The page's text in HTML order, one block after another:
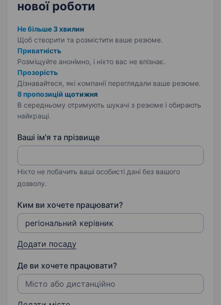
нової роботи
Не більше 3 хвилин
Щоб створити та розмістити ваше резюме.
Приватність
Розміщуйте анонімно, і ніхто вас не впізнає.
Прозорість
Дізнавайтеся, які компанії переглядали ваше резюме.
8 пропозицій щотижня
В середньому отримують шукачі з резюме і обирають
найкращі.
Ваші ім'я та прізвище
Ніхто не побачить ваші особисті дані без вашого
дозволу.
Ким ви хочете працювати?
Додати посаду
Де ви хочете працювати?